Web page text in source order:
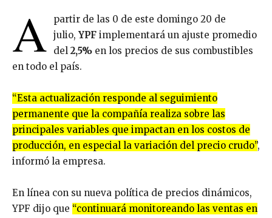
A
partir de las 0 de este domingo 20 de
julio, YPF implementará un ajuste promedio
del 2,5% en los precios de sus combustibles
en todo el país.
“Esta actualización responde al seguimiento
permanente que la compañía realiza sobre las
principales variables que impactan en los costos de
producción, en especial la variación del precio crudo”,
informó la empresa.
En línea con su nueva política de precios dinámicos,
YPF dijo que “continuará monitoreando las ventas en